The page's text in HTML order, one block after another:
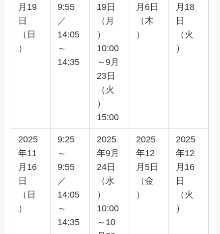
月19
日
（日
）
9:55
／
14:05
～
14:35
19日
（月
）
10:00
～9月
23日
（火
）
15:00
月6日
（木
）
月18
日
（火
）
2025
年11
月16
日
（日
）
9:25
～
9:55
／
14:05
～
14:35
2025
年9月
24日
（水
）
10:00
～10
2025
年12
月5日
（金
）
2025
年12
月16
日
（火
）